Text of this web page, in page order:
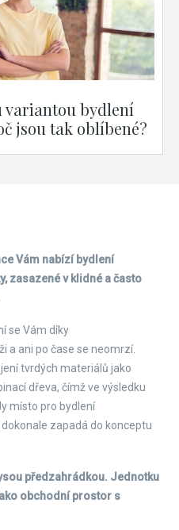
variantou bydlení
jsou tak oblíbené?
Vám nabízí bydlení
zasazené v klidné a často
se Vám díky
a ani po čase se neomrzí.
tvrdých materiálů jako
dřeva, čímž ve výsledku
místo pro bydlení
zapadá do konceptu
předzahrádkou. Jednotku
obchodní prostor s